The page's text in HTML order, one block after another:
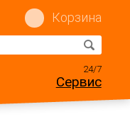
Корзина
24/7
Сервис